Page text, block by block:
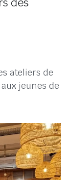
des
jeunes de